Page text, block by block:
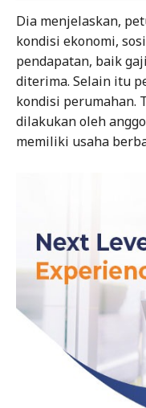
Dia menjelaskan,
kondisi ekonomi,
pendapatan, baik
diterima. Selain itu
kondisi perumahan.
dilakukan oleh
memiliki usaha